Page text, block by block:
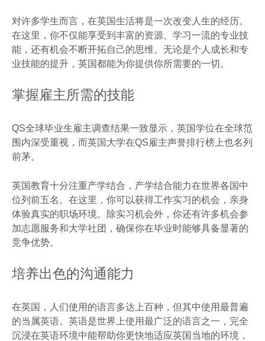
对许多学生而言，在英国生活将是一次改变人生的经历。
在这里，你不仅能享受到丰富的资源、学习一流的专业技
能，还有机会不断开拓自己的思维。无论是个人成长和专
业技能的提升，英国都能为你提供你所需要的一切。
掌握雇主所需的技能
QS全球毕业生雇主调查结果一致显示，英国学位在全球范
围内深受重视，而英国大学在QS雇主声誉排行榜上也名列
前茅。
英国教育十分注重产学结合，产学结合能力在世界各国中
位列前五名。在这里，你可以获得工作实习的机会，亲身
体验真实的职场环境。除实习机会外，你还有许多机会参
加志愿服务和大学社团，确保你在毕业时能够具备显著的
竞争优势。
培养出色的沟通能力
在英国，人们使用的语言多达上百种，但其中使用最普遍
的当属英语。英语是世界上使用最广泛的语言之一，完全
沉浸在英语环境中能帮助你更快地适应英国当地的环境，